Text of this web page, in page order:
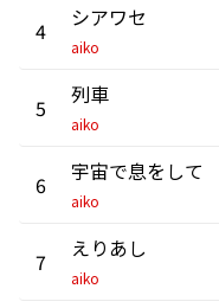
4 シアワセ
aiko
5 列車
aiko
6 宇宙で息をして
aiko
7 えりあし
aiko